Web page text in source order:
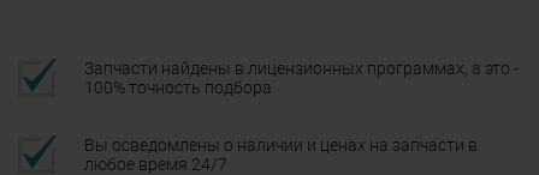
Запчасти найдены в лицензионных программах, а это -
100% точность подбора
Вы осведомлены о наличии и ценах на запчасти в
любое время 24/7